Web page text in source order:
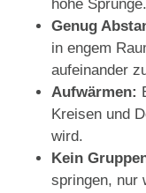
hohe Sprünge.
Genug
in engem
aufeinander
Aufwärmen:
Kreisen und
wird.
Kein
springen, nur